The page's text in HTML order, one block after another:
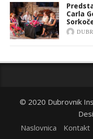
Carla
© 2020 Dubrovnik
Naslovnica
Kontakt